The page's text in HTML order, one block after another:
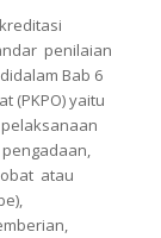
penilaian
Bab 6
(PKPO) yaitu
atau